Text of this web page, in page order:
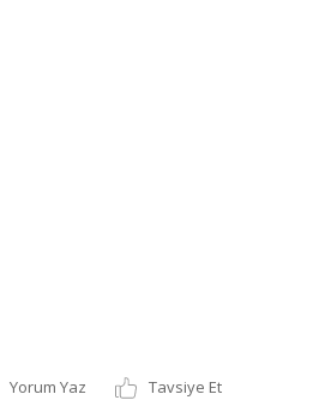
Yorum Yaz
Tavsiye Et